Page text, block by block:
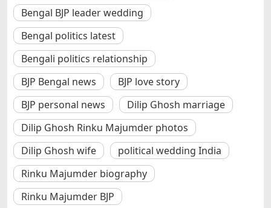
Bengal BJP leader wedding
Bengal politics latest
Bengali politics relationship
BJP Bengal news
BJP love story
BJP personal news
Dilip Ghosh marriage
Dilip Ghosh Rinku Majumder photos
Dilip Ghosh wife
political wedding India
Rinku Majumder biography
Rinku Majumder BJP